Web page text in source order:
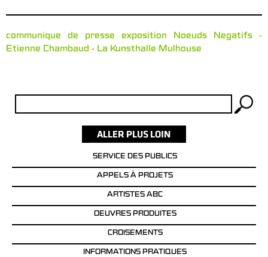
communique de presse exposition Noeuds Negatifs -
Etienne Chambaud - La Kunsthalle Mulhouse
SERVICE DES PUBLICS
APPELS À PROJETS
ARTISTES ABC
OEUVRES PRODUITES
CROISEMENTS
INFORMATIONS PRATIQUES